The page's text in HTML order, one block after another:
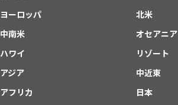
ヨーロッパ
北米
中南米
オセアニア
ハワイ
リゾート
アジア
中近東
アフリカ
日本